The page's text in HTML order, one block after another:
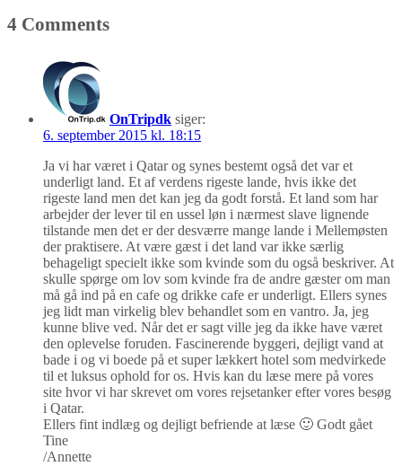
4 Comments
OnTripdk siger:
6. september 2015 kl. 18:15
Ja vi har været i Qatar og synes bestemt også det var et
underligt land. Et af verdens rigeste lande, hvis ikke det
rigeste land men det kan jeg da godt forstå. Et land som har
arbejder der lever til en ussel løn i nærmest slave lignende
tilstande men det er der desværre mange lande i Mellemøsten
der praktisere. At være gæst i det land var ikke særlig
behageligt specielt ikke som kvinde som du også beskriver. At
skulle spørge om lov som kvinde fra de andre gæster om man
må gå ind på en cafe og drikke cafe er underligt. Ellers synes
jeg lidt man virkelig blev behandlet som en vantro. Ja, jeg
kunne blive ved. Når det er sagt ville jeg da ikke have været
den oplevelse foruden. Fascinerende byggeri, dejligt vand at
bade i og vi boede på et super lækkert hotel som medvirkede
til et luksus ophold for os. Hvis kan du læse mere på vores
site hvor vi har skrevet om vores rejsetanker efter vores besøg
i Qatar.
Ellers fint indlæg og dejligt befriende at læse 🙂 Godt gået
Tine
/Annette